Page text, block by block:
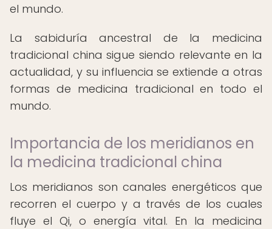
el mundo.
La sabiduría ancestral de la medicina
tradicional china sigue siendo relevante en la
actualidad, y su influencia se extiende a otras
formas de medicina tradicional en todo el
mundo.
Importancia de los meridianos en
la medicina tradicional china
Los meridianos son canales energéticos que
recorren el cuerpo y a través de los cuales
fluye el Qi, o energía vital. En la medicina